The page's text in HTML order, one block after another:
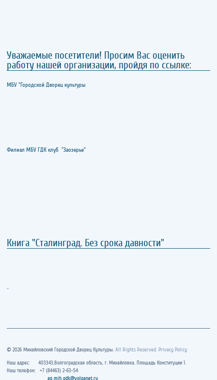
Уважаемые посетители! Просим Вас оценить
работу нашей организации, пройдя по ссылке:
МБУ "Городской Дворец культуры
Филиал МБУ ГДК клуб "Заозерье"
Книга "Сталинград. Без срока давности"
..
© 2026 Михайловский Городской Дворец Культуры. All Rights Reserved. Privacy Policy
Наш адрес: 403343,Волгоградская область, г. Михайловка, Площадь Конституции 1.
Наш телефон: +7 (84463) 2-63-54
ag_mih_gdk@volganet.ru